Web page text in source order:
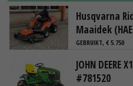
Husqvarna
Maaidek
GEBRUIKT, € 5.750
JOHN DEERE
#781520